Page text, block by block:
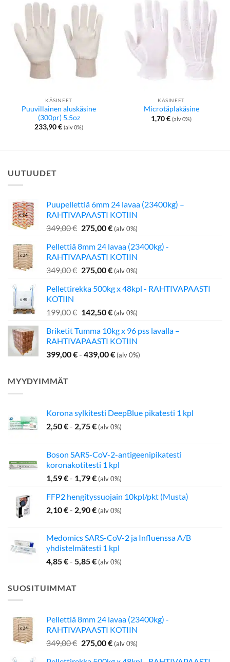
KÄSINEET
Puuvillainen aluskäsine
(300pr) 5.5oz
233,90€ (alv 0%)
KÄSINEET
Microtäplakäsine
1,70€ (alv 0%)
UUTUUDET
Puupellettiä 6mm 24 lavaa (23400kg) –
RAHTIVAPAASTI KOTIIN
349,00€ Alkuperäinen
oli:
349,00 €.
275,00€Nykyinen
on:
275,00 €.
(alv 0%)
Pellettiä 8mm 24 lavaa (23400kg) -
RAHTIVAPAASTI KOTIIN
349,00€ Alkuperäinen
oli:
275,00€Nykyinen
on:
(alv 0%)
Pellettirekka 500kg x 48kpl - RAHTIVAPAASTI
KOTIIN
199,00€ Alkuperäinen
oli:
199,00 €.
142,50€Nykyinen
on:
142,50 €.
(alv 0%)
Briketit Tumma 10kg x 96 pss lavalla –
RAHTIVAPAASTI KOTIIN
399,00€- 439,00€ (alv 0%)
MYYDYIMMÄT
Korona sylkitesti DeepBlue pikatesti 1 kpl
2,50€- 2,75€ (alv 0%)
Boson SARS-CoV-2-antigeenipikatesti
koronakotitesti 1 kpl
1,59€- 1,79€ (alv 0%)
FFP2 hengityssuojain 10kpl/pkt (Musta)
2,10€- 2,90€ (alv 0%)
Medomics SARS-CoV-2 ja Influenssa A/B
yhdistelmätesti 1 kpl
4,85€- 5,85€ (alv 0%)
SUOSITUIMMAT
Pellettiä 8mm 24 lavaa (23400kg) -
RAHTIVAPAASTI KOTIIN
349,00€ Alkuperäinen
275,00€Nykyinen
(alv 0%)